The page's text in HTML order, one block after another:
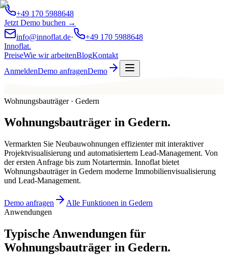
+49 170 5988648
Jetzt Demo buchen →
info@innoflat.de·
+49 170 5988648
Innoflat.
PreiseWie wir arbeitenBlogKontakt
AnmeldenDemo anfragenDemo
Wohnungsbauträger · Gedern
Wohnungsbauträger in Gedern.
Vermarkten Sie Neubauwohnungen effizienter mit interaktiver
Projektvisualisierung und automatisiertem Lead-Management. Von
der ersten Anfrage bis zum Notartermin. Innoflat bietet
Wohnungsbauträger in Gedern moderne Immobilienvisualisierung
und Lead-Management.
Demo anfragen
Alle Funktionen in Gedern
Anwendungen
Typische Anwendungen für
Wohnungsbauträger in Gedern.